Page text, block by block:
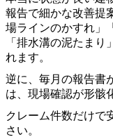
報告で細かな改善提
場ラインのかすれ」
「排水溝の泥たま
れます。
逆に、毎月の報告書
は、現場確認が形骸
クレーム件数だけで
さい。